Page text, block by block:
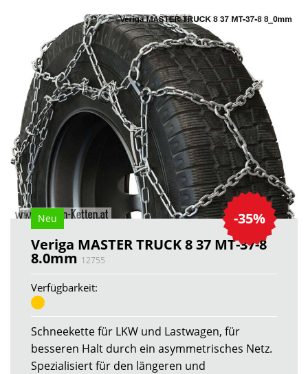
-35%
Neu
Veriga MASTER TRUCK 8 37 MT-37-8
8.0mm 12755
Verfügbarkeit:
Schneekette für LKW und Lastwagen, für
besseren Halt durch ein asymmetrisches Netz.
Spezialisiert für den längeren und